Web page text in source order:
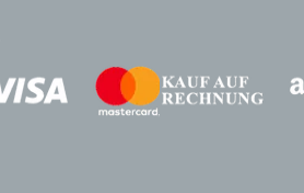
Zahlungsanbieter